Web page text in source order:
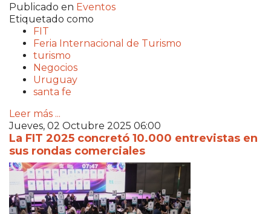
Publicado en Eventos
Etiquetado como
FIT
Feria Internacional de Turismo
turismo
Negocios
Uruguay
santa fe
Leer más ...
Jueves, 02 Octubre 2025 06:00
La FIT 2025 concretó 10.000 entrevistas en
sus rondas comerciales